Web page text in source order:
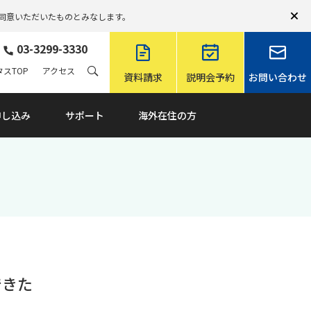
意いただいたものとみなします。
資料請求 説明会予約 お問い合わせ
03-3299-3330
し込み サポート 海外在住の方
スTOP アクセス
た